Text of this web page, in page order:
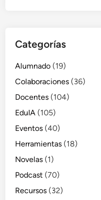
Categorías
Alumnado (19)
Colaboraciones (36)
Docentes (104)
EduIA (105)
Eventos (40)
Herramientas (18)
Novelas (1)
Podcast (70)
Recursos (32)